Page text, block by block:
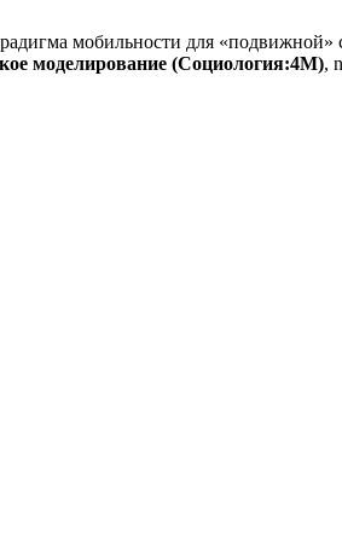
мобильности для
моделирование (Социология:4М),